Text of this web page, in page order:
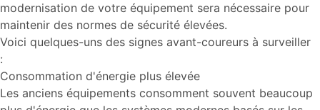
modernisation de votre équipement sera nécessaire pour
maintenir des normes de sécurité élevées.
Voici quelques-uns des signes avant-coureurs à surveiller
:
Consommation d'énergie plus élevée
Les anciens équipements consomment souvent beaucoup